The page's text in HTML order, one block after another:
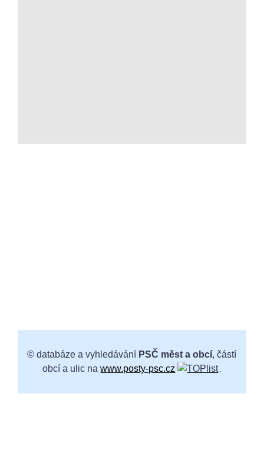
© databáze a vyhledávání PSČ měst a obcí, částí
obcí a ulic nawww.posty-psc.cz